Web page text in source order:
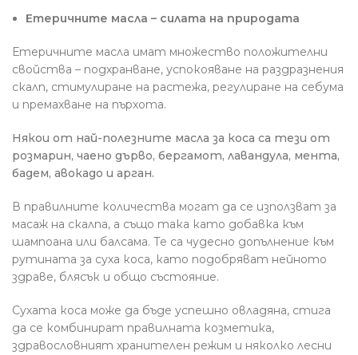
Етеричните масла – силата на природата
Етеричните масла имат множество положителни
свойства – подхранване, успокояване на раздразнения
скалп, стимулиране на растежа, регулиране на себума
и премахване на пърхота.
Някои от най-полезните масла за коса са тези от
розмарин, чаено дърво, бергамот, лавандула, мента,
бадем, авокадо и арган.
В правилните количества могат да се използват за
масаж на скалпа, а също така като добавка към
шампоана или балсама. Те са чудесно допълнение към
рутината за суха коса, като подобряват нейното
здраве, блясък и общо състояние.
Сухата коса може да бъде успешно овладяна, стига
да се комбинират правилната козметика,
здравословният хранителен режим и няколко лесни